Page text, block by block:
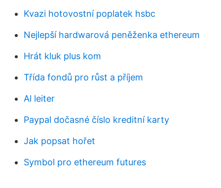
Kvazi hotovostní poplatek hsbc
Nejlepší hardwarová peněženka ethereum
Hrát kluk plus kom
Třída fondů pro růst a příjem
Al leiter
Paypal dočasné číslo kreditní karty
Jak popsat hořet
Symbol pro ethereum futures